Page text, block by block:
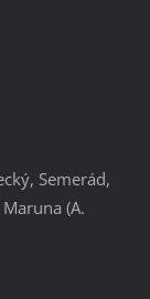
Semerád,
(A.